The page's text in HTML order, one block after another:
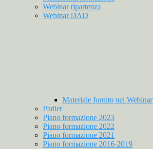
Webinar ripartenza
Webinar DAD
Materiale fornito nei Webinar
Padlet
Piano formazione 2023
Piano formazione 2022
Piano formazione 2021
Piano formazione 2016-2019